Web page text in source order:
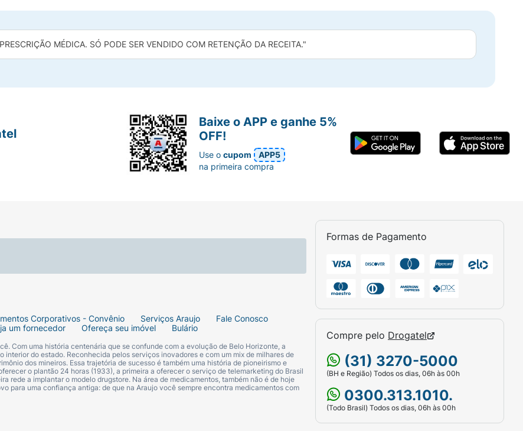
MÉDICA. SÓ PODE SER VENDIDO COM RETENÇÃO DA RECEITA."
Corporativos - Convênio Serviços Araujo
Fale Conosco
um fornecedor Ofereça seu imóvel Bulário
Com uma história centenária que se confunde com a evolução de Belo Horizonte, a
do estado. Reconhecida pelos serviços inovadores e com um mix de milhares de
dos mineiros. Essa trajetória de sucesso é também uma história de pioneirismo e
o plantão 24 horas (1933), a primeira a oferecer o serviço de telemarketing do Brasil
rede a implantar o modelo drugstore. Na área de medicamentos, também não é de hoje
para uma confiança antiga: de que na Araujo você sempre encontra medicamentos com
Formas de Pagamento
Compre pelo Drogatel
(31) 3270-5000
(BH e Região) Todos os dias, 06h às 00h
0300.313.1010.
(Todo Brasil) Todos os dias, 06h às 00h
Baixe o APP e ganhe 5%
OFF!
Use ocupom
APP5
na primeira compra